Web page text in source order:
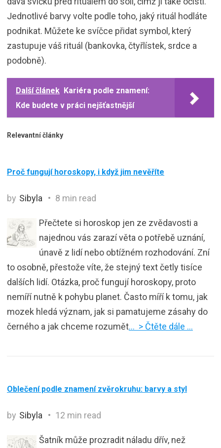
Jednotlivé barvy volte podle toho, jaký rituál hodláte
podnikat. Můžete ke svíčce přidat symbol, který
zastupuje váš rituál (bankovka, čtyřlístek, srdce a
podobně).
Další článek Kariéra podle znamení:
Kde budete v práci nejšťastnější
Relevantní články
Proč fungují horoskopy, i když jim nevěříte
by Sibyla 8 min read
Přečtete si horoskop jen ze zvědavosti a
najednou vás zarazí věta o potřebě uznání,
únavě z lidí nebo obtížném rozhodování. Zní
to osobně, přestože víte, že stejný text četly tisíce
dalších lidí. Otázka, proč fungují horoskopy, proto
nemíří nutně k pohybu planet. Často míří k tomu, jak
mozek hledá význam, jak si pamatujeme zásahy do
černého a jak chceme rozumět… > Čtěte dále …
Oblečení podle znamení zvěrokruhu: barvy a styl
by Sibyla 12 min read
Šatník může prozradit náladu dřív, než